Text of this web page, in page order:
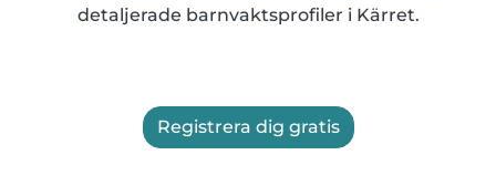
detaljerade barnvaktsprofiler i Kärret.
Registrera dig gratis